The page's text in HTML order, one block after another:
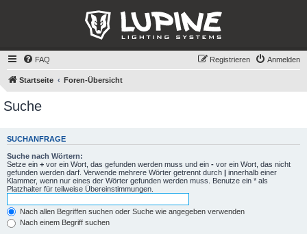
FAQ Anmelden
Registrieren
Startseite Foren-Übersicht
Suche
SUCHANFRAGE
Suche nach Wörtern:
Setze ein + vor ein Wort, das gefunden werden muss und ein - vor ein Wort, das nicht
gefunden werden darf. Verwende mehrere Wörter getrennt durch | innerhalb einer
Klammer, wenn nur eines der Wörter gefunden werden muss. Benutze ein * als
Platzhalter für teilweise Übereinstimmungen.
Nach allen Begriffen suchen oder Suche wie angegeben verwenden
Nach einem Begriff suchen